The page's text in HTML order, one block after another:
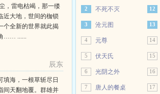
，雷电枯竭，那一缕
近大地，世间的枷锁
个全新的世界就此揭
…… ......
辰东
填海，一根草斩尽日
间天翻地覆。群雄并
2 不死不灭
3 沧元图
4 元尊
5 伏天氏
6 光阴之外
7 唐人的餐桌
12
13
14
15
16
17